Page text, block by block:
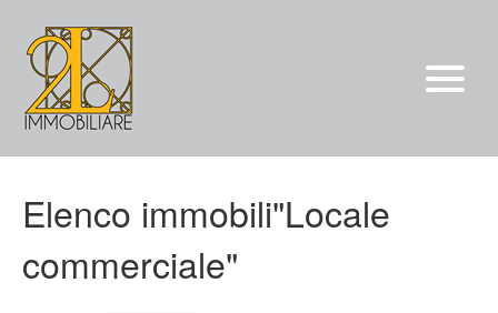
Affitti
chi siamo
Elenco immobili"Locale
commerciale"